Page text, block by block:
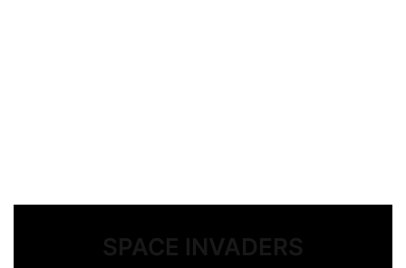
SPACE INVADERS